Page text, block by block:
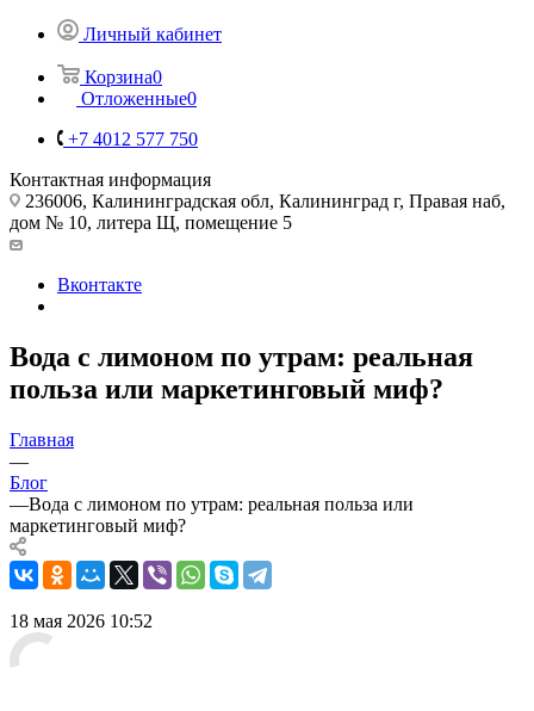
Личный кабинет
Корзина0
Отложенные0
+7 4012 577 750
Контактная информация
236006, Калининградская обл, Калининград г, Правая наб,
дом № 10, литера Щ, помещение 5
Вконтакте
Вода с лимоном по утрам: реальная
польза или маркетинговый миф?
Главная
—
Блог
—Вода с лимоном по утрам: реальная польза или
маркетинговый миф?
18 мая 2026 10:52